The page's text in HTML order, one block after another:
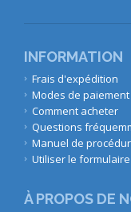
INFORMATION
Frais d'expédition
Modes de paiement
Comment acheter
Questions
Manuel de
Utiliser le
À PROPOS DE